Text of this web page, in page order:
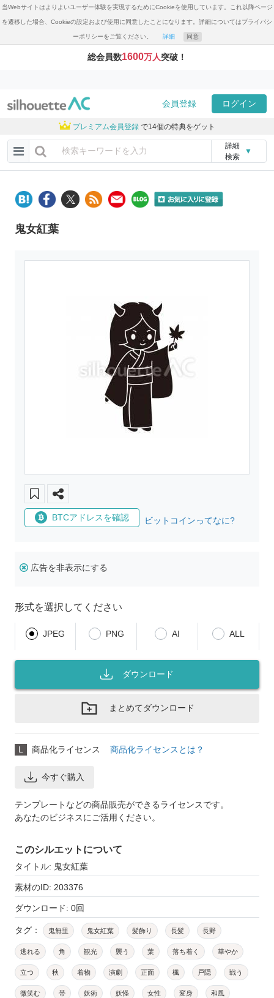
当Webサイトはよりよいユーザー体験を実現するためにCookieを使用しています。これ以降ページ
を遷移した場合、Cookieの設定および使用に同意したことになります。詳細についてはプライバシ
ーポリシーをご覧ください。 詳細 同意
総会員数1600万人突破！
会員登録 ログイン
プレミアム会員登録 で14個の特典をゲット
詳細
検索
▼
鬼女紅葉
BTCアドレスを確認 ビットコインってなに?
広告を非表示にする
形式を選択してください
JPEG PNG AI ALL
ダウンロード
まとめてダウンロード
L 商品化ライセンス 商品化ライセンスとは？
今すぐ購入
テンプレートなどの商品販売ができるライセンスです。
あなたのビジネスにご活用ください。
このシルエットについて
タイトル: 鬼女紅葉
素材のID: 203376
ダウンロード: 0回
タグ： 鬼無里 鬼女紅葉 髪飾り 長髪 長野
逃れる 角 観光 襲う 葉 落ち着く 華やか
立つ 秋 着物 演劇 正面 楓 戸隠 戦う
微笑む 帯 妖術 妖怪 女性 変身 和風